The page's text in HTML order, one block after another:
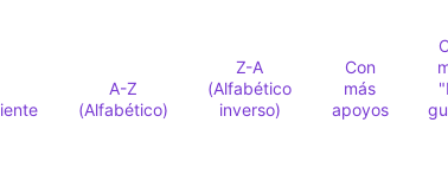
A-Z
(Alfabético)
Z-A
(Alfabético
inverso)
Con
más
apoyos